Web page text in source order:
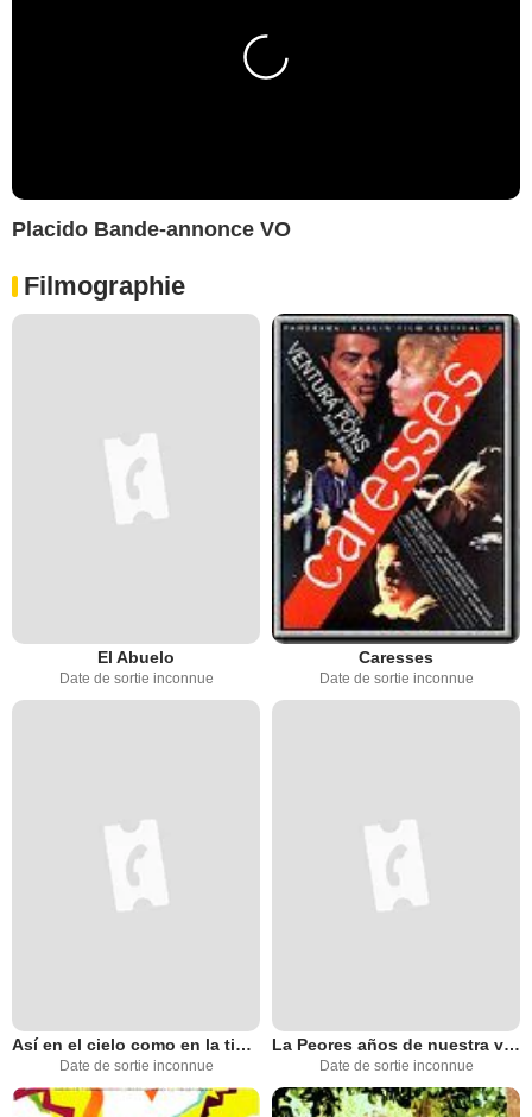
Placido Bande-annonce VO
Filmographie
El Abuelo
Date de sortie inconnue
Caresses
Date de sortie inconnue
Así en el cielo como en la tierra
Date de sortie inconnue
La Peores años de nuestra vida
Date de sortie inconnue